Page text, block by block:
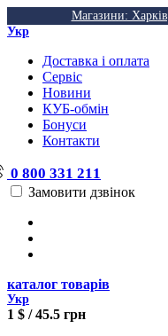
Магазини:
Укр
Доставка і оплата
Сервіс
Новини
КУБ-обмін
Бонуси
Контакти
0 800 331 211
Замовити дзвінок
каталог товарів
Укр
1 $ / 45.5 грн